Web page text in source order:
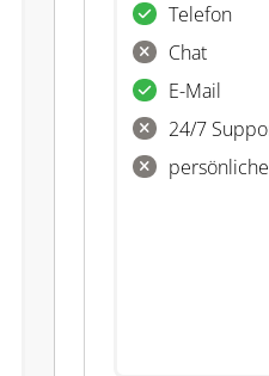
Telefon
Chat
E-Mail
24/7